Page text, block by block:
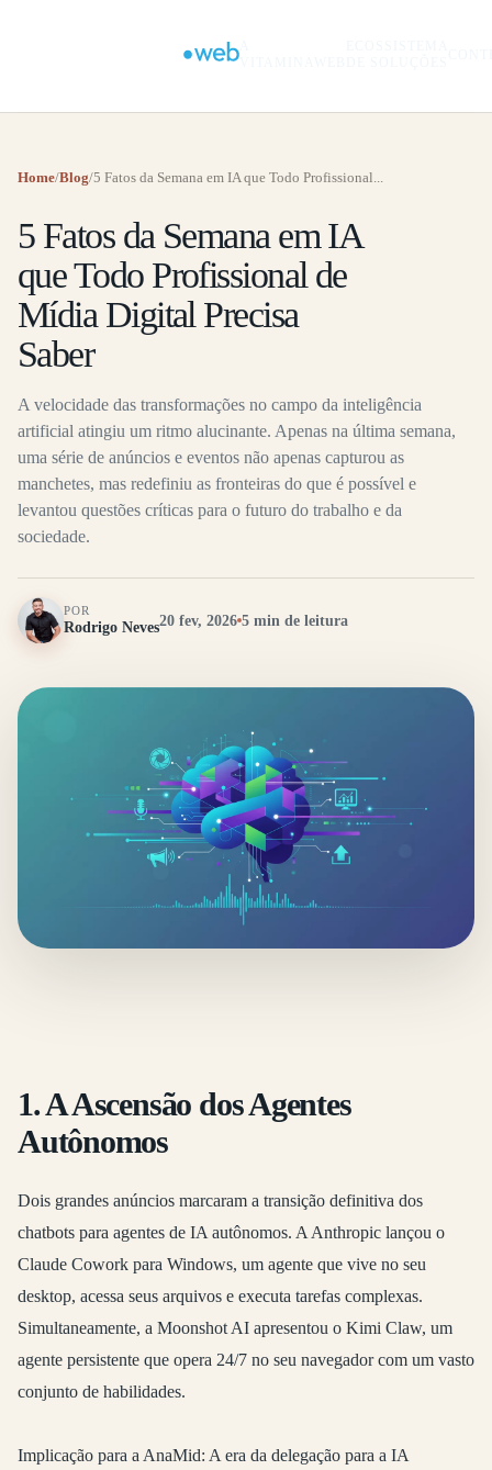
Home/Blog/5 Fatos da Semana em IA que Todo Profissional...
5 Fatos da Semana em IA
que Todo Profissional de
Mídia Digital Precisa
Saber
A velocidade das transformações no campo da inteligência
artificial atingiu um ritmo alucinante. Apenas na última semana,
uma série de anúncios e eventos não apenas capturou as
manchetes, mas redefiniu as fronteiras do que é possível e
levantou questões críticas para o futuro do trabalho e da
sociedade.
POR
Rodrigo Neves20 fev, 2026 5 min de leitura
1. A Ascensão dos Agentes
Autônomos
Dois grandes anúncios marcaram a transição definitiva dos
chatbots para agentes de IA autônomos. AAnthropic lançou o
Claude Cowork para Windows, um agente que vive no seu
desktop, acessa seus arquivos e executa tarefas complexas.
Simultaneamente, a Moonshot AI apresentou o Kimi Claw, um
agente persistente que opera 24/7 no seu navegador com um vasto
conjunto de habilidades.
Implicação para a AnaMid: A era da delegação para a IA